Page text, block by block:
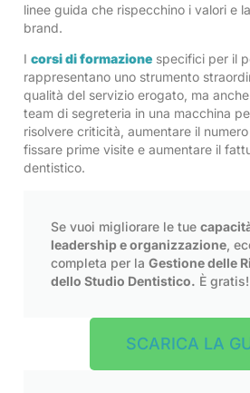
linee guida che rispecchino i valori e
brand.
I corsi di formazione specifici per il
rappresentano uno strumento
qualità del servizio erogato, ma
team di segreteria in una macchina
risolvere criticità, aumentare il
fissare prime visite e aumentare il
dentistico.
Se vuoi migliorare le tue
leadership e organizzazione,
completa per la Gestione delle
dello Studio Dentistico. È gratis!
SCARICA LA